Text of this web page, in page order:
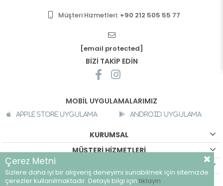
Müşteri Hizmetleri: +90 212 505 55 77
[email protected]
BİZİ TAKİP EDİN
MOBİL UYGULAMALARIMIZ
Apple Store Uygulama Android Uygulama
KURUMSAL
MÜŞTERİ HİZMETLERİ
©breeze.com.tr - Tüm hakları saklıdır.
Çerez Metni
Sizlere daha iyi bir alışveriş deneyimi sunabilmek için sitemizde
çerezler kullanılmaktadır. Detaylı bilgi için tıklayın